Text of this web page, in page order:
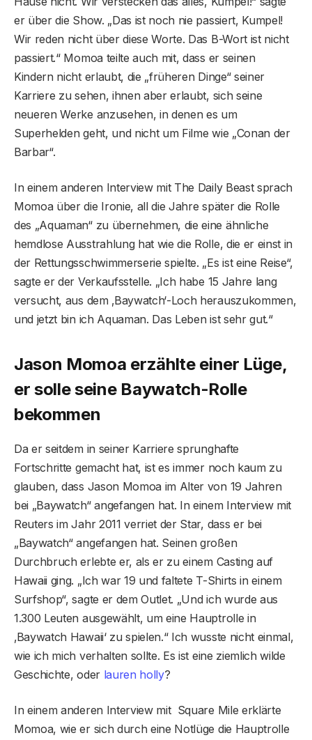
er über die Show. „Das ist noch nie passiert, Kumpel!
Wir reden nicht über diese Worte. Das B-Wort ist nicht
passiert.“ Momoa teilte auch mit, dass er seinen
Kindern nicht erlaubt, die „früheren Dinge“ seiner
Karriere zu sehen, ihnen aber erlaubt, sich seine
neueren Werke anzusehen, in denen es um
Superhelden geht, und nicht um Filme wie „Conan der
Barbar“.
In einem anderen Interview mit The Daily Beast sprach
Momoa über die Ironie, all die Jahre später die Rolle
des „Aquaman“ zu übernehmen, die eine ähnliche
hemdlose Ausstrahlung hat wie die Rolle, die er einst in
der Rettungsschwimmerserie spielte. „Es ist eine Reise“,
sagte er der Verkaufsstelle. „Ich habe 15 Jahre lang
versucht, aus dem ‚Baywatch‘-Loch herauszukommen,
und jetzt bin ich Aquaman. Das Leben ist sehr gut.“
Jason Momoa erzählte einer Lüge,
er solle seine Baywatch-Rolle
bekommen
Da er seitdem in seiner Karriere sprunghafte
Fortschritte gemacht hat, ist es immer noch kaum zu
glauben, dass Jason Momoa im Alter von 19 Jahren
bei „Baywatch“ angefangen hat. In einem Interview mit
Reuters im Jahr 2011 verriet der Star, dass er bei
„Baywatch“ angefangen hat. Seinen großen
Durchbruch erlebte er, als er zu einem Casting auf
Hawaii ging. „Ich war 19 und faltete T-Shirts in einem
Surfshop“, sagte er dem Outlet. „Und ich wurde aus
1.300 Leuten ausgewählt, um eine Hauptrolle in
‚Baywatch Hawaii‘ zu spielen.“ Ich wusste nicht einmal,
wie ich mich verhalten sollte. Es ist eine ziemlich wilde
Geschichte, oder lauren holly?
In einem anderen Interview mit Square Mile erklärte
Momoa, wie er sich durch eine Notlüge die Hauptrolle